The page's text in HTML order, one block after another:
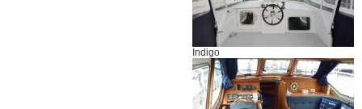
Indigo